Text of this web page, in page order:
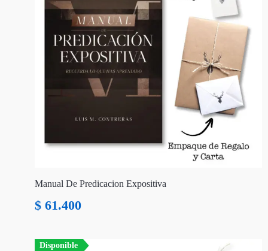
Manual De Predicacion Expositiva
$ 61.400
Disponible